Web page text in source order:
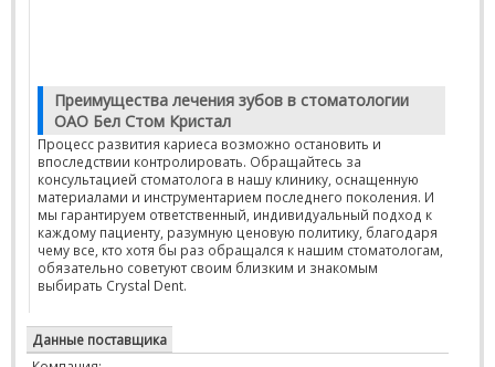
Преимущества лечения зубов в стоматологии
ОАО Бел Стом Кристал
Процесс развития кариеса возможно остановить и
впоследствии контролировать. Обращайтесь за
консультацией стоматолога в нашу клинику, оснащенную
материалами и инструментарием последнего поколения. И
мы гарантируем ответственный, индивидуальный подход к
каждому пациенту, разумную ценовую политику, благодаря
чему все, кто хотя бы раз обращался к нашим стоматологам,
обязательно советуют своим близким и знакомым
выбирать Crystal Dent.
Данные поставщика